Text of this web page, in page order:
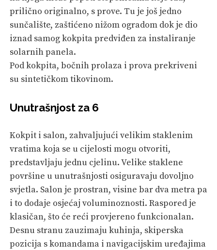
prilično originalno, s prove. Tu je još jedno
sunčalište, zaštićeno nižom ogradom dok je dio
iznad samog kokpita predviđen za instaliranje
solarnih panela.
Pod kokpita, bočnih prolaza i prova prekriveni
su sintetičkom tikovinom.
Unutrašnjost za 6
Kokpit i salon, zahvaljujući velikim staklenim
vratima koja se u cijelosti mogu otvoriti,
predstavljaju jednu cjelinu. Velike staklene
površine u unutrašnjosti osiguravaju dovoljno
svjetla. Salon je prostran, visine bar dva metra pa
i to dodaje osjećaj voluminoznosti. Raspored je
klasičan, što će reći provjereno funkcionalan.
Desnu stranu zauzimaju kuhinja, skiperska
pozicija s komandama i navigacijskim uređajima